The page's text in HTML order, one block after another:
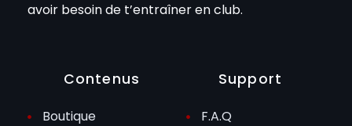
avoir besoin de t’entraîner en club.
Contenus
Boutique
Support
F.A.Q